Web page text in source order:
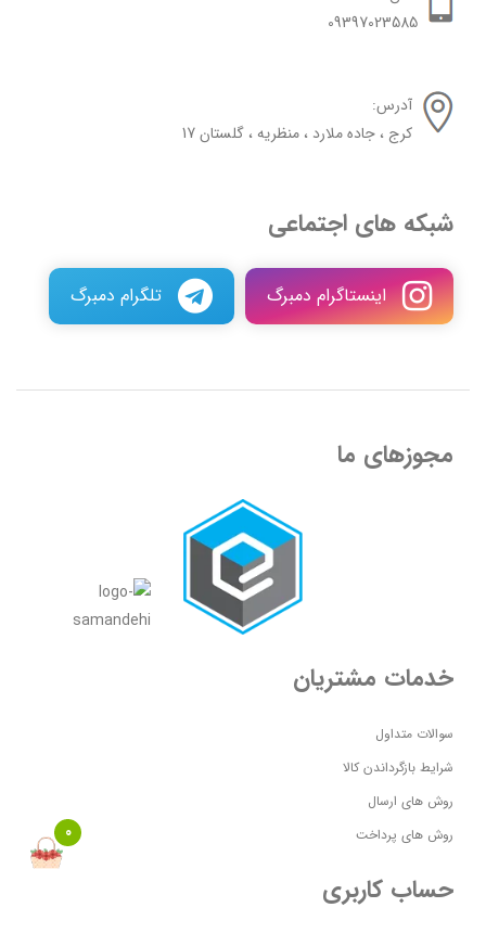
09397023585
آدرس:
کرج ، جاده ملارد ، منظریه ، گلستان 17
شبکه های اجتماعی
اینستاگرام دمبرگ تلگرام دمبرگ
مجوزهای ما
خدمات مشتریان
سوالات متداول
شرایط بازگرداندن کالا
روش های ارسال
روش های پرداخت
حساب کاربری
0